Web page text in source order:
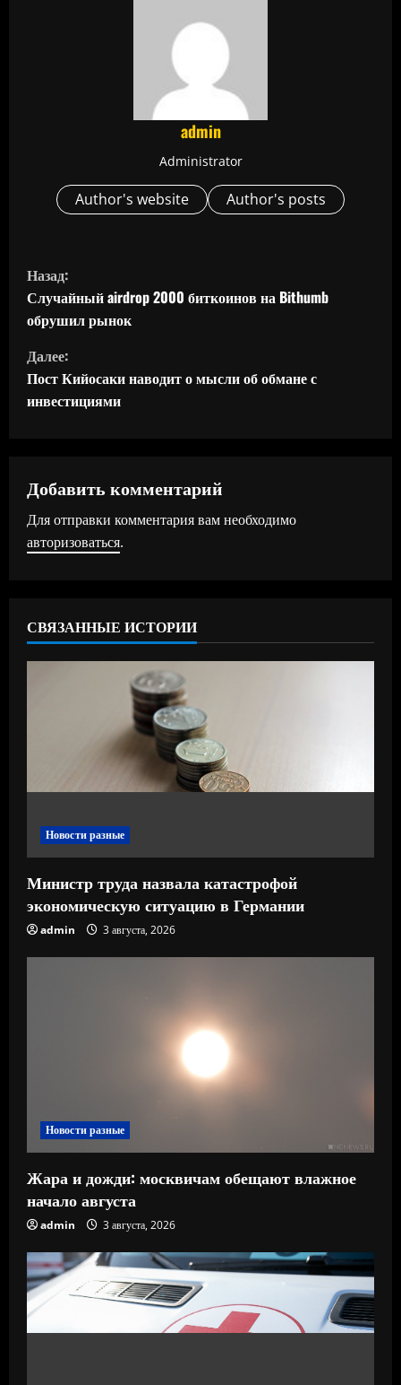
admin
Administrator
Author's website Author's posts
П
р
о
д
о
ж
и
ч
и
Назад:
Случайный airdrop 2000 биткоинов на Bithumb
обрушил рынок
Далее:
Пост Кийосаки наводит о мысли об обмане с
инвестициями
Добавить комментарий
Для отправки комментария вам необходимо
авторизоваться.
СВЯЗАННЫЕ ИСТОРИИ
Новости разные
Министр труда назвала катастрофой
экономическую ситуацию в Германии
admin 3 августа, 2026
Новости разные
Жара и дожди: москвичам обещают влажное
начало августа
admin 3 августа, 2026